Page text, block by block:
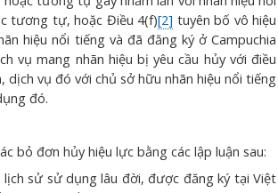
tương tự, hoặc Điều 4(f)[2] tuyên bố vô hiệu
hiệu nổi tiếng và đã đăng ký ở Campuchia
vụ mang nhãn hiệu bị yêu cầu hủy với điều
dịch vụ đó với chủ sở hữu nhãn hiệu nổi tiếng
đó.
đơn hủy hiệu lực bằng các lập luận sau:
sử sử dụng lâu đời, được đăng ký tại Việt